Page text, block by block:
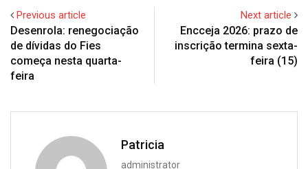
Previous article
Desenrola: renegociação
de dívidas do Fies
começa nesta quarta-
feira
Next article
Encceja 2026: prazo de
inscrição termina sexta-
feira (15)
Patricia
administrator